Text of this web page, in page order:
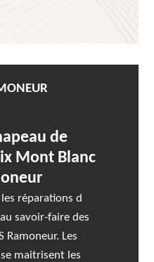
de
Mont Blanc
réparations d
savoir-faire des
Ramoneur. Les
maitrisent les